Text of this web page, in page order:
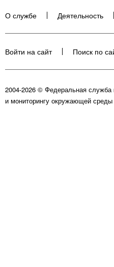
О службе Деятельность
Войти на сайт Поиск по
2004-2026 © Федеральная служба
и мониторингу окружающей